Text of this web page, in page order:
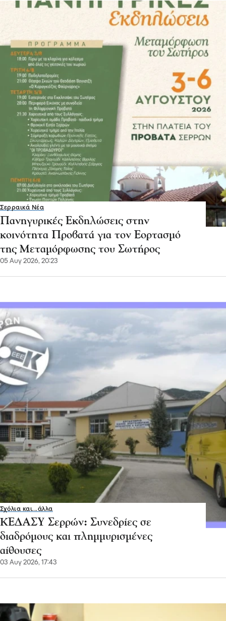
Σερραικά Νέα
Πανηγυρικές Εκδηλώσεις στην
κοινότητα Προβατά για τον Εορτασμό
της Μεταμόρφωσης του Σωτήρος
05 Αυγ 2026, 20:23
Σχόλια και...άλλα
ΚΕΔΑΣΥ Σερρών: Συνεδρίες σε
διαδρόμους και πλημμυρισμένες
αίθουσες
03 Αυγ 2026, 17:43